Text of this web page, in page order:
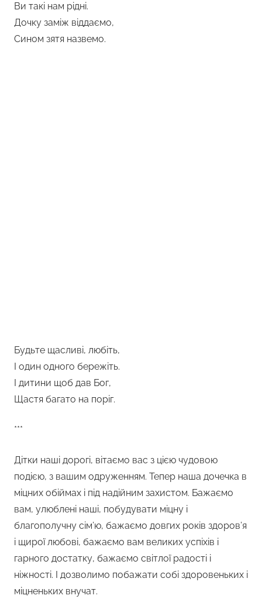
Ви такі нам рідні.
Дочку заміж віддаємо,
Сином зятя назвемо.
Будьте щасливі, любіть,
І один одного бережіть.
І дитини щоб дав Бог,
Щастя багато на поріг.
***
Дітки наші дорогі, вітаємо вас з цією чудовою
подією, з вашим одруженням. Тепер наша дочечка в
міцних обіймах і під надійним захистом. Бажаємо
вам, улюблені наші, побудувати міцну і
благополучну сім’ю, бажаємо довгих років здоров’я
і щирої любові, бажаємо вам великих успіхів і
гарного достатку, бажаємо світлої радості і
ніжності. І дозволимо побажати собі здоровеньких і
міцненьких внучат.